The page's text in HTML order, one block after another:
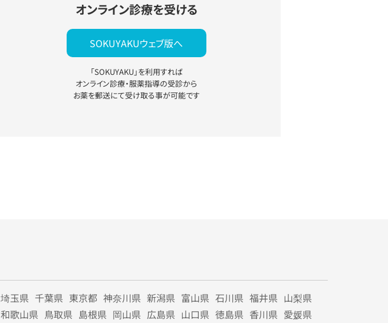
オンライン診療を受ける
SOKUYAKUウェブ版へ
「SOKUYAKU」を利用すれば
オンライン診療・服薬指導の受診から
お薬を郵送にて受け取る事が可能です
埼玉県 千葉県 東京都 神奈川県 新潟県 富山県 石川県 福井県 山梨県
和歌山県 鳥取県 島根県 岡山県 広島県 山口県 徳島県 香川県 愛媛県